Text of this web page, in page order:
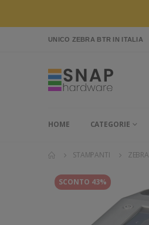
UNICO ZEBRA BTR IN ITALIA
HOME CATEGORIE
STAMPANTI ZEBRA
SCONTO 43%